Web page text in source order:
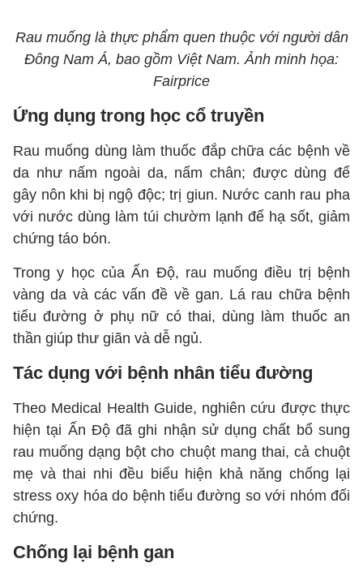
Rau muống là thực phẩm quen thuộc với người dân
Đông Nam Á, bao gồm Việt Nam. Ảnh minh họa:
Fairprice
Ứng dụng trong học cổ truyền
Rau muống dùng làm thuốc đắp chữa các bệnh về
da như nấm ngoài da, nấm chân; được dùng để
gây nôn khi bị ngộ độc; trị giun. Nước canh rau pha
với nước dùng làm túi chườm lạnh để hạ sốt, giảm
chứng táo bón.
Trong y học của Ấn Độ, rau muống điều trị bệnh
vàng da và các vấn đề về gan. Lá rau chữa bệnh
tiểu đường ở phụ nữ có thai, dùng làm thuốc an
thần giúp thư giãn và dễ ngủ.
Tác dụng với bệnh nhân tiểu đường
Theo Medical Health Guide, nghiên cứu được thực
hiện tại Ấn Độ đã ghi nhận sử dụng chất bổ sung
rau muống dạng bột cho chuột mang thai, cả chuột
mẹ và thai nhi đều biểu hiện khả năng chống lại
stress oxy hóa do bệnh tiểu đường so với nhóm đối
chứng.
Chống lại bệnh gan